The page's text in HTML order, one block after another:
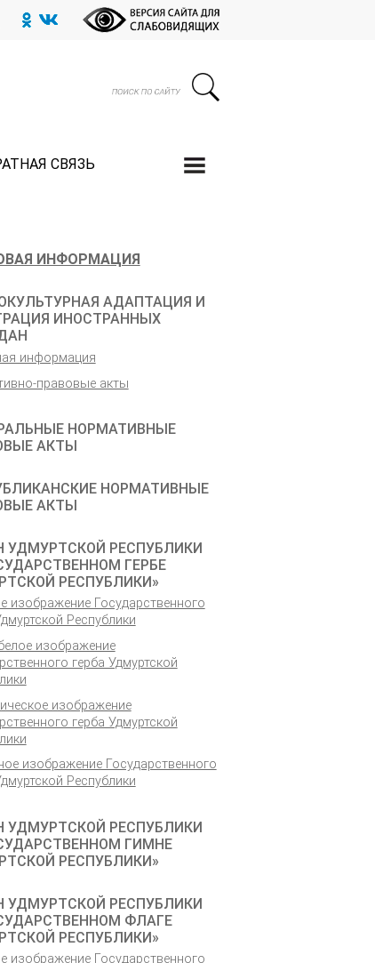
СВЯЗЬ
ИНФОРМАЦИЯ
АДАПТАЦИЯ И
ИНОСТРАННЫХ
информация
правовые акты
НОРМАТИВНЫЕ
АКТЫ
НОРМАТИВНЫЕ
АКТЫ
УДМУРТСКОЙ РЕСПУБЛИКИ
ГЕРБЕ
РЕСПУБЛИКИ»
изображение Государственного
Республики
изображение
герба Удмуртской
изображение
герба Удмуртской
изображение Государственного
Республики
УДМУРТСКОЙ РЕСПУБЛИКИ
ГИМНЕ
РЕСПУБЛИКИ»
УДМУРТСКОЙ РЕСПУБЛИКИ
ФЛАГЕ
РЕСПУБЛИКИ»
изображение Государственного